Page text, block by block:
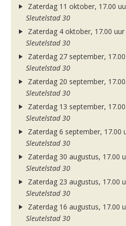
Zaterdag 11 oktober, 17.00
Sleutelstad 30
Zaterdag 4 oktober, 17.00 uur
Sleutelstad 30
Zaterdag 27 september,
Sleutelstad 30
Zaterdag 20 september,
Sleutelstad 30
Zaterdag 13 september,
Sleutelstad 30
Zaterdag 6 september, 17.00
Sleutelstad 30
Zaterdag 30 augustus, 17.00
Sleutelstad 30
Zaterdag 23 augustus, 17.00
Sleutelstad 30
Zaterdag 16 augustus, 17.00
Sleutelstad 30